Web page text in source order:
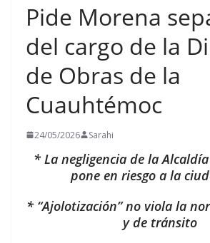
Pide Morena
del cargo de la
de Obras de la
Cuauhtémoc
24/05/2026 Sarahi
* La negligencia de la
pone en riesgo a la
* “Ajolotización” no viola la
y de tránsito